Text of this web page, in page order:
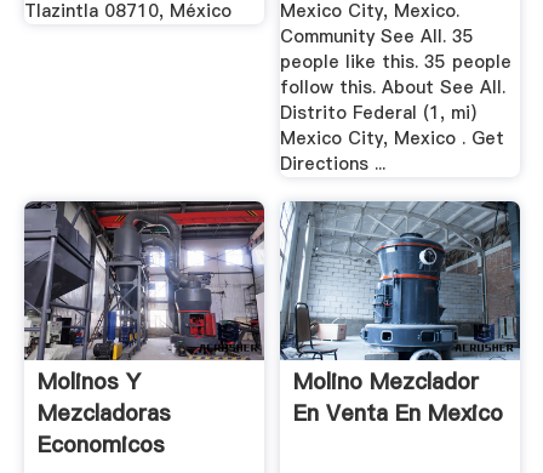
Tlazintla 08710, México
Mexico City, Mexico.
Community See All. 35
people like this. 35 people
follow this. About See All.
Distrito Federal (1, mi)
Mexico City, Mexico . Get
Directions ...
Molinos Y
Mezcladoras
Economicos
Molino Mezclador
En Venta En Mexico